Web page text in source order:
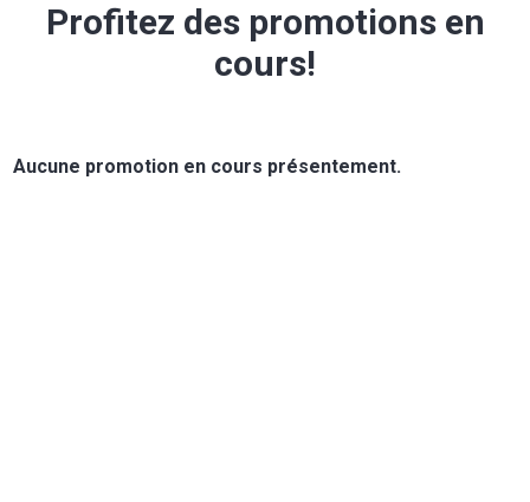
Profitez des promotions en
cours!
Aucune promotion en cours présentement.